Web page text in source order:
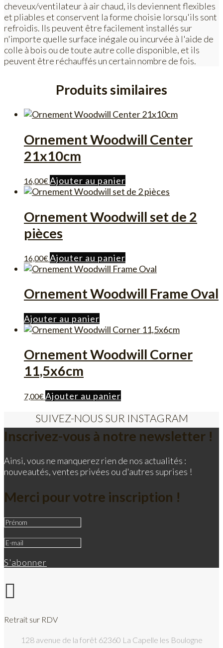
cheveux/ventilateur à air chaud, ils deviennent flexibles
et pliables et conservent la forme choisie lorsqu'ils sont
refroidis. Ils peuvent être facilement installés sur
n'importe quelle surface inégale ou incurvée à l'aide de
colle à bois ou de toute autre colle disponible, et ils
peuvent être réchauffés un certain nombre de fois.
Produits similaires
Ornement Woodwill Center
21x10cm
16,00€Ajouter au panier
Ornement Woodwill set de 2
pièces
16,00€Ajouter au panier
Ornement Woodwill Frame Oval
Ajouter au panier
Ornement Woodwill Corner
11,5x6cm
7,00€ Ajouter au panier
SUIVEZ-NOUS SUR INSTAGRAM
Inscrivez-vous à notre newsletter !
Ainsi, vous ne manquerez rien de nos actualités :
nouveautés, ventes privées ou d'autres suprises !
Merci pour votre inscription !
S'abonner

Retrait sur RDV
128 avenue de la forêt 62360 La Capelle les Boulogne